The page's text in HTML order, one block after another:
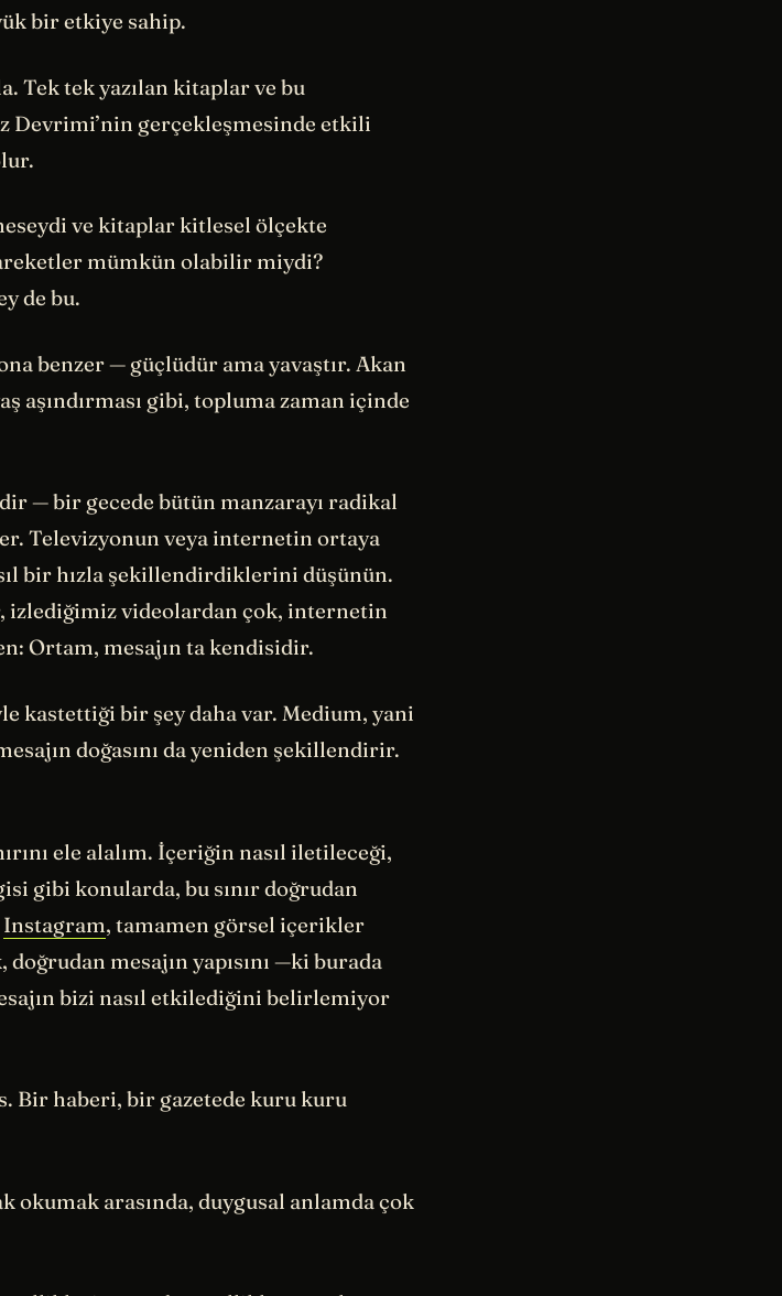
bir etkiye sahip.
Tek tek yazılan kitaplar ve bu
Devrimi’nin gerçekleşmesinde etkili
ve kitaplar kitlesel ölçekte
mümkün olabilir miydi?
de bu.
benzer — güçlüdür ama yavaştır. Akan
aşındırması gibi, topluma zaman içinde
— bir gecede bütün manzarayı radikal
Televizyonun veya internetin ortaya
bir hızla şekillendirdiklerini düşünün.
izlediğimiz videolardan çok, internetin
Ortam, mesajın ta kendisidir.
kastettiği bir şey daha var. Medium, yani
doğasını da yeniden şekillendirir.
ele alalım. İçeriğin nasıl iletileceği,
gibi konularda, bu sınır doğrudan
Instagram, tamamen görsel içerikler
mesajın yapısını —ki burada
bizi nasıl etkilediğini belirlemiyor
Bir haberi, bir gazetede kuru kuru
okumak arasında, duygusal anlamda çok